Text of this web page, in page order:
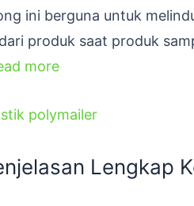
ini berguna untuk
produk saat produk
more
polymailer
Lengkap